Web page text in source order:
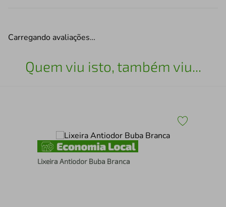
Carregando avaliações…
Quem viu isto, também viu...
Lixeira Antiodor Buba Branca